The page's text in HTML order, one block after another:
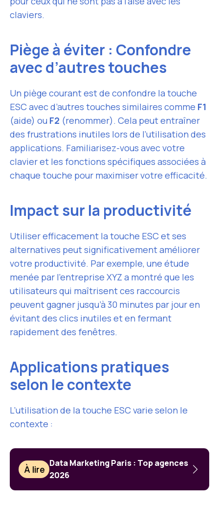
claviers.
Piège à éviter : Confondre
avec d’autres touches
Un piège courant est de confondre la touche
ESC avec d’autres touches similaires comme F1
(aide) ou F2 (renommer). Cela peut entraîner
des frustrations inutiles lors de l’utilisation des
applications. Familiarisez-vous avec votre
clavier et les fonctions spécifiques associées à
chaque touche pour maximiser votre efficacité.
Impact sur la productivité
Utiliser efficacement la touche ESC et ses
alternatives peut significativement améliorer
votre productivité. Par exemple, une étude
menée par l’entreprise XYZ a montré que les
utilisateurs qui maîtrisent ces raccourcis
peuvent gagner jusqu’à 30 minutes par jour en
évitant des clics inutiles et en fermant
rapidement des fenêtres.
Applications pratiques
selon le contexte
L’utilisation de la touche ESC varie selon le
contexte :
À lire
Data Marketing Paris : Top agences
2026